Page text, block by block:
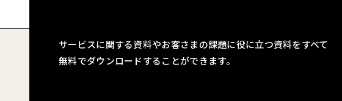
サービスに関する資料やお客さまの課題に役に立つ資料をすべて
無料でダウンロードすることができます。